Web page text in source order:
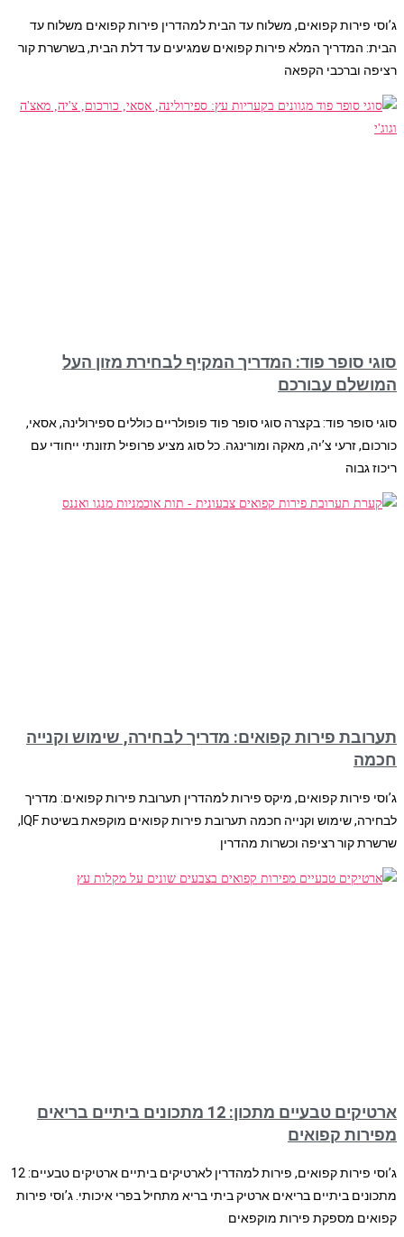
ג’וסי פירות קפואים, משלוח עד הבית למהדרין פירות קפואים משלוח עד
הבית: המדריך המלא פירות קפואים שמגיעים עד דלת הבית, בשרשרת קור
רציפה וברכבי הקפאה
סוגי סופר פוד: המדריך המקיף לבחירת מזון העל
המושלם עבורכם
סוגי סופר פוד: בקצרה סוגי סופר פוד פופולריים כוללים ספירולינה, אסאי,
כורכום, זרעי צ’יה, מאקה ומורינגה. כל סוג מציע פרופיל תזונתי ייחודי עם
ריכוז גבוה
תערובת פירות קפואים: מדריך לבחירה, שימוש וקנייה
חכמה
ג’וסי פירות קפואים, מיקס פירות למהדרין תערובת פירות קפואים: מדריך
לבחירה, שימוש וקנייה חכמה תערובת פירות קפואים מוקפאת בשיטת IQF,
שרשרת קור רציפה וכשרות מהדרין
ארטיקים טבעיים מתכון: 12 מתכונים ביתיים בריאים
מפירות קפואים
ג’וסי פירות קפואים, פירות למהדרין לארטיקים ביתיים ארטיקים טבעיים: 12
מתכונים ביתיים בריאים ארטיק ביתי בריא מתחיל בפרי איכותי. ג’וסי פירות
קפואים מספקת פירות מוקפאים